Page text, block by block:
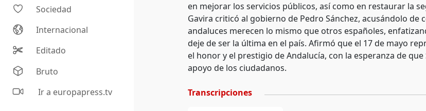
Sociedad
Internacional
Editado
Bruto
Ir a europapress.tv
en mejorar los servicios públicos, así como en restaurar la
Gavira criticó al gobierno de Pedro Sánchez, acusándolo
andaluces merecen lo mismo que otros españoles,
deje de ser la última en el país. Afirmó que el 17 de mayo
el honor y el prestigio de Andalucía, con la esperanza de
apoyo de los ciudadanos.
Transcripciones